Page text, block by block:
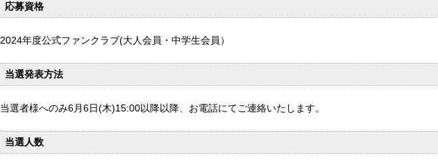
応募資格
2024年度公式ファンクラブ(大人会員・中学生会員）
当選発表方法
当選者様へのみ6月6日(木)15:00以降以降、お電話にてご連絡いたします。
当選人数